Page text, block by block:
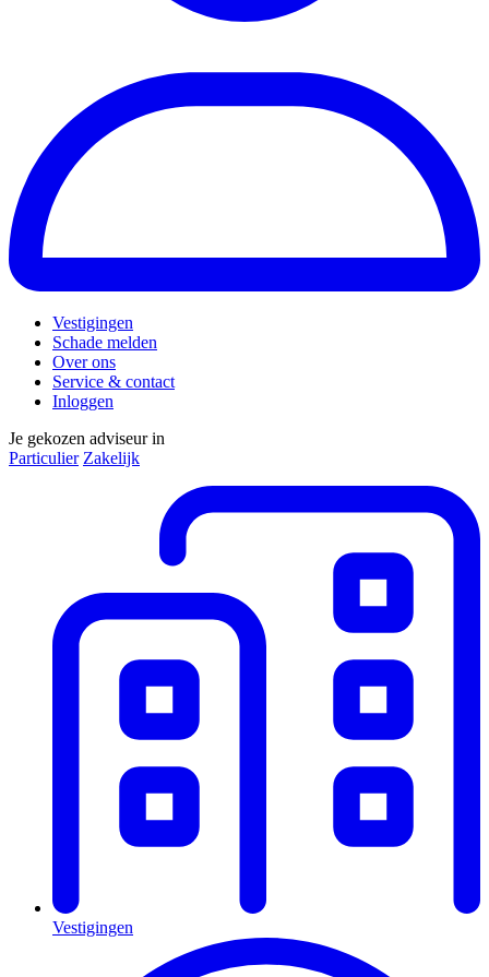
Vestigingen
Schade melden
Over ons
Service & contact
Inloggen
Je gekozen adviseur in
Particulier Zakelijk
Vestigingen